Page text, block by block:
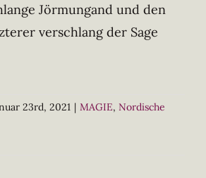
Jörmungand und den
verschlang der Sage
23rd, 2021 | MAGIE, Nordische